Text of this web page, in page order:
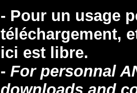
- Pour un usage
téléchargement,
ici est libre.
- For personnal